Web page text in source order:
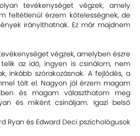
tevékenységet végzek, amely
feltétlenül érzem kötelességnek, de
irányíthatnak. Ez már majdnem
végzek, amelyben észre
az idő, ingyen is csinálom, nem
inkább szórakozásnak. A fejlődés, a
tölt el. Nagyon jól érzem magam
és magam választhatom meg
és miként csináljam. Igazi belső
Ryan és Edward Deci pszichológusok